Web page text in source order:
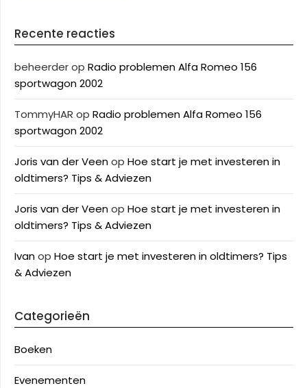
Recente reacties
beheerderop Radio problemen Alfa Romeo 156
sportwagon 2002
TommyHAR op Radio problemen Alfa Romeo 156
sportwagon 2002
Joris van der Veenop Hoe start je met investeren in
oldtimers? Tips & Adviezen
Joris van der Veenop Hoe start je met investeren in
oldtimers? Tips & Adviezen
Ivanop Hoe start je met investeren in oldtimers? Tips
& Adviezen
Categorieën
Boeken
Evenementen